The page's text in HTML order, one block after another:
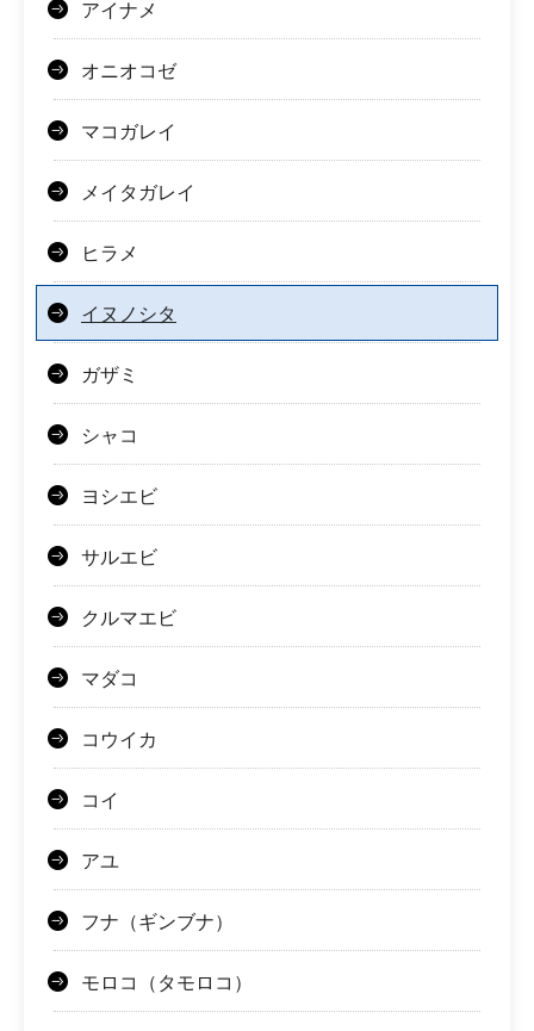
アイナメ
オニオコゼ
マコガレイ
メイタガレイ
ヒラメ
イヌノシタ
ガザミ
シャコ
ヨシエビ
サルエビ
クルマエビ
マダコ
コウイカ
コイ
アユ
フナ（ギンブナ）
モロコ（タモロコ）